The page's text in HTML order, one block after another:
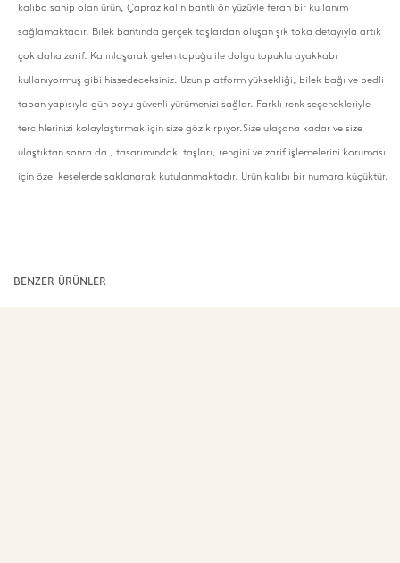
kalıba sahip olan ürün, Çapraz kalın bantlı ön yüzüyle ferah bir kullanım
sağlamaktadır. Bilek bantında gerçek taşlardan oluşan şık toka detayıyla artık
çok daha zarif. Kalınlaşarak gelen topuğu ile dolgu topuklu ayakkabı
kullanıyormuş gibi hissedeceksiniz. Uzun platform yüksekliği, bilek bağı ve pedli
taban yapısıyla gün boyu güvenli yürümenizi sağlar. Farklı renk seçenekleriyle
tercihlerinizi kolaylaştırmak için size göz kırpıyor.Size ulaşana kadar ve size
ulaştıktan sonra da , tasarımındaki taşları, rengini ve zarif işlemelerini koruması
için özel keselerde saklanarak kutulanmaktadır. Ürün kalıbı bir numara küçüktür.
BENZER ÜRÜNLER